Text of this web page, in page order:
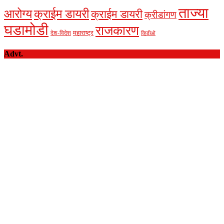
आरोग्यक्राईम डायरीक्राईम डायरीक्रीडांगणताज्या
घडामोडी देश-विदेश महाराष्ट्र राजकारण व्हिडीओ
Advt.